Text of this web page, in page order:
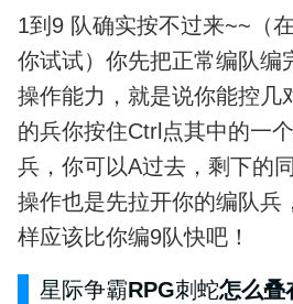
1到9 队确实按不过来~~（
你试试）你先把正常编队编
操作能力，就是说你能控几
的兵你按住Ctrl点其中的一
兵，你可以A过去，剩下的
操作也是先拉开你的编队兵
样应该比你编9队快吧！
星际争霸RPG刺蛇怎么叠